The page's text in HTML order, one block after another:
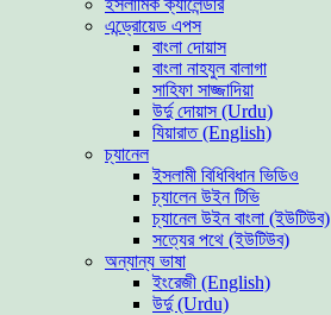
ইসলামিক ক্যালেন্ডার
এন্ড্রোয়েড এপস
বাংলা দোয়াস
বাংলা নাহযুল বালাগা
সাহিফা সাজ্জাদিয়া
উর্দু দোয়াস (Urdu)
যিয়ারাত (English)
চ্যানেল
ইসলামী বিধিবিধান ভিডিও
চ্যালেন উইন টিভি
চ্যানেল উইন বাংলা (ইউটিউব)
সত্যের পথে (ইউটিউব)
অন্যান্য ভাষা
ইংরেজী (English)
উর্দু (Urdu)